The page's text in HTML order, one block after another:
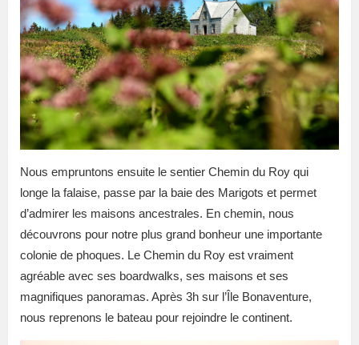
Nous empruntons ensuite le sentier Chemin du Roy qui
longe la falaise, passe par la baie des Marigots et permet
d’admirer les maisons ancestrales. En chemin, nous
découvrons pour notre plus grand bonheur une importante
colonie de phoques. Le Chemin du Roy est vraiment
agréable avec ses boardwalks, ses maisons et ses
magnifiques panoramas. Après 3h sur l’Île Bonaventure,
nous reprenons le bateau pour rejoindre le continent.